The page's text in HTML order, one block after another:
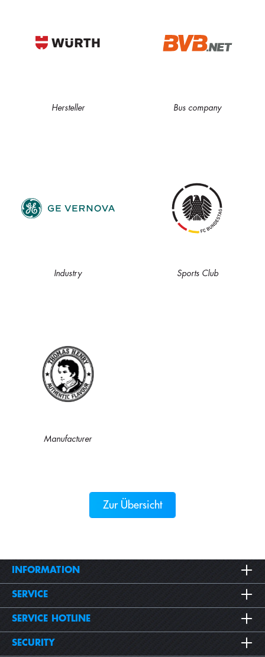
Hersteller Bus company
Industry Sports Club
Manufacturer
Zur Übersicht
INFORMATION
SERVICE
SERVICE HOTLINE
SECURITY